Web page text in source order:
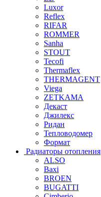
Luxor
Reflex
RIFAR
ROMMER
Sanha
STOUT
Tecofi
Thermaflex
THERMAGENT
Viega
ZETKAMA
Декаст
Джилекс
Ридан
Тепловодомер
Формат
Радиаторы отопления
ALSO
Baxi
BROEN
BUGATTI